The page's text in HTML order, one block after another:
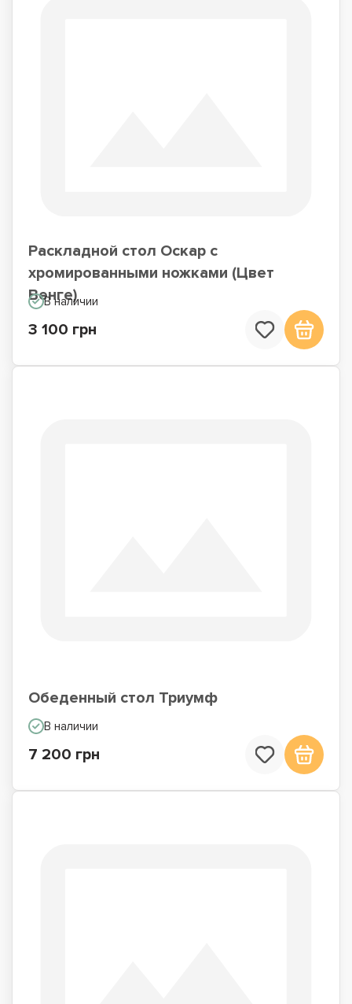
Раскладной стол Оскар с
хромированными ножками (Цвет
Венге)
В наличии
3 100 грн
Обеденный стол Триумф
В наличии
7 200 грн